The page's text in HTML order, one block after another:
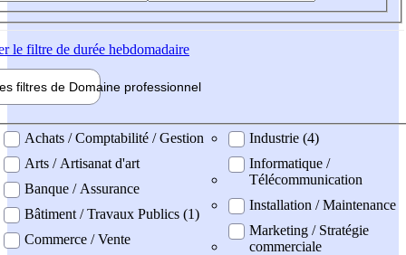
le filtre de durée hebdomadaire
filtres de Domaine professionnel
professionel
Achats / Comptabilité / Gestion
Arts / Artisanat d'art
Banque / Assurance
Bâtiment / Travaux Publics (1)
Commerce / Vente
Industrie (4)
Informatique /
Télécommunication
Installation / Maintenance
Marketing / Stratégie
commerciale